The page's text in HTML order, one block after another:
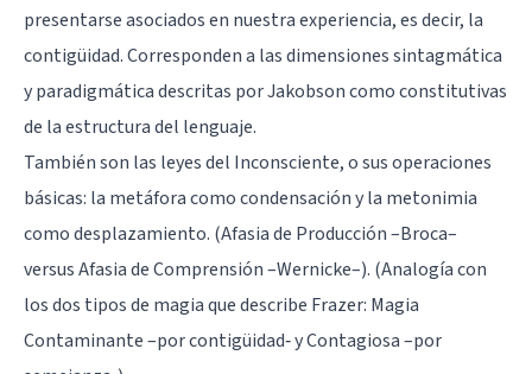
presentarse asociados en nuestra experiencia, es decir, la
contigüidad. Corresponden a las dimensiones sintagmática
y paradigmática descritas por Jakobson como constitutivas
de laestructura del lenguaje.
También son las leyes del Inconsciente, o sus operaciones
básicas: la metáfora como condensación y la metonimia
como desplazamiento. (Afasia de Producción –Broca–
versus Afasia de Comprensión –Wernicke–). (Analogía con
los dos tipos de magia que describe Frazer: Magia
Contaminante –por contigüidad‑ y Contagiosa –por